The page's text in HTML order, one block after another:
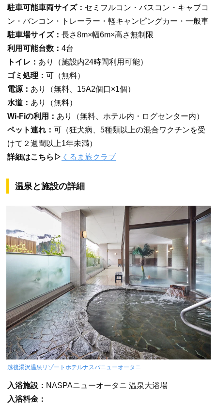
駐車可能車両サイズ： セミフルコン・バスコン・キャブコ
ン・バンコン・トレーラー・軽キャンピングカー・一般車
駐車場サイズ： 長さ8m×幅6m×高さ無制限
利用可能台数： 4台
トイレ： あり（施設内24時間利用可能）
ゴミ処理： 可（無料）
電源： あり（無料、15A2個口×1個）
水道： あり（無料）
Wi-Fiの利用： あり（無料、ホテル内・ログセンター内）
ペット連れ： 可（狂犬病、5種類以上の混合ワクチンを受
けて２週間以上1年未満）
詳細はこちら▷ くるま旅クラブ
温泉と施設の詳細
越後湯沢温泉リゾートホテルナスパニューオータニ
入浴施設： NASPAニューオータニ 温泉大浴場
入浴料金：